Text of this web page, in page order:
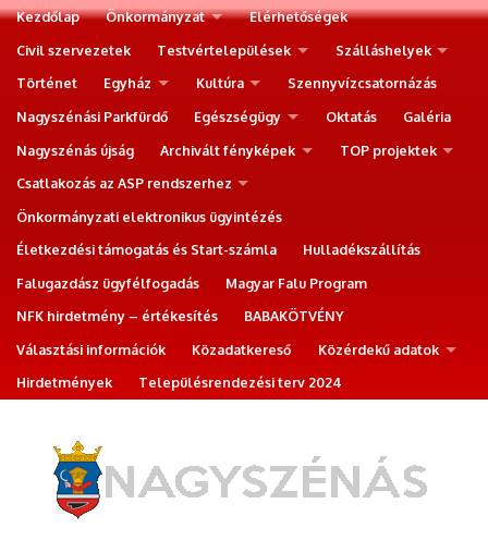
Kezdőlap Önkormányzat
Elérhetőségek
Civil szervezetek
Testvértelepülések
Szálláshelyek
Történet
Egyház Kultúra
Szennyvízcsatornázás
Nagyszénási Parkfürdő
Egészségügy Oktatás
Galéria
Nagyszénás újság
Archivált fényképek
TOP projektek
Csatlakozás az ASP rendszerhez
Önkormányzati elektronikus ügyintézés
Életkezdési támogatás és Start-számla
Hulladékszállítás
Falugazdász ügyfélfogadás
Magyar Falu Program
NFK hirdetmény – értékesítés
BABAKÖTVÉNY
Választási információk
Közadatkereső
Közérdekű adatok
Hirdetmények
Településrendezési terv 2024